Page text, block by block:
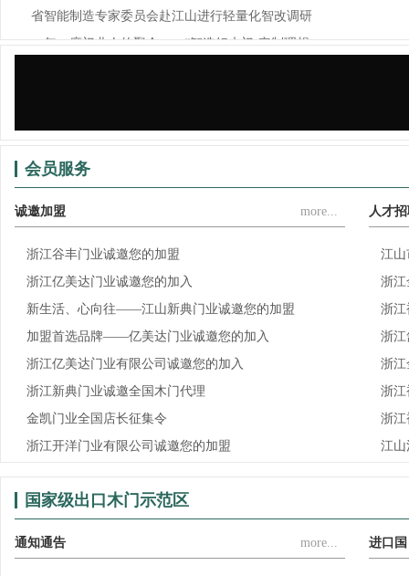
省智能制造专家委员会赴江山进行轻量化智改调研
一年一度门业人的聚会——“智造好木门·定制理想...
会员服务
诚邀加盟 more...
浙江谷丰门业诚邀您的加盟
浙江亿美达门业诚邀您的加入
新生活、心向往——江山新典门业诚邀您的加盟
加盟首选品牌——亿美达门业诚邀您的加入
浙江亿美达门业有限公司诚邀您的加入
浙江新典门业诚邀全国木门代理
金凯门业全国店长征集令
浙江开洋门业有限公司诚邀您的加盟
人才
江山
浙江
浙江
浙江
浙江
浙江
浙江
江山
国家级出口木门示范区
通知通告 more... 进口